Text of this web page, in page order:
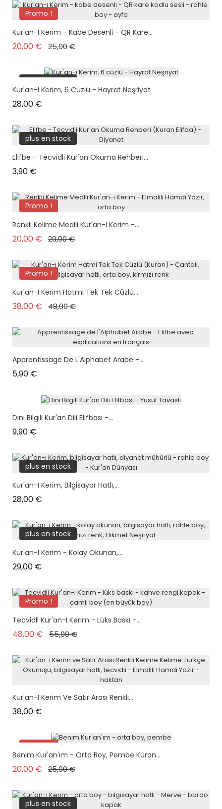
Promo !
Kur'an-I Kerim - Kabe Desenli - QR Kare...
20,00 € Prix de base
25,00 €Prix
plus en stock
Kur'an-I Kerim, 6 Cüzlü - Hayrat Neşriyat
28,00 €
plus en stock
Elifbe - Tecvidli Kur'an Okuma Rehberi...
3,90 €
Promo !
plus en stock
Renkli Kelime Mealli Kur'an-I Kerim -...
20,00 € Prix de base
29,00 €Prix
Promo !
Kur'an-I Kerim Hatmi Tek Tek Cüzlü...
38,00 € Prix de base
48,00 €Prix
Apprentissage De L'Alphabet Arabe -...
5,90 €
Dini Bilgili Kur'an Dili Elifbası -...
9,90 €
plus en stock
Kur'an-I Kerim, Bilgisayar Hatlı,...
28,00 €
plus en stock
Kur'an-I Kerim - Kolay Okunan,...
29,00 €
Promo !
Nouveau
Tecvidli Kur'an-I Kerim - Lüks Baskı -...
48,00 € Prix de base
55,00 €Prix
Kur'an-I Kerim Ve Satır Arası Renkli...
38,00 €
Promo !
Benim Kur'an'ım - Orta Boy, Pembe Kuran...
20,00 € Prix de base
25,00 €Prix
plus en stock